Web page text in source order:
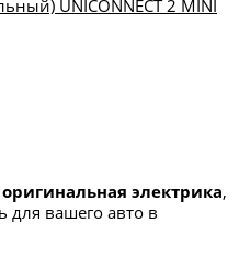
UNICONNECT 2 MINI
оригинальная электрика,
для вашего авто в